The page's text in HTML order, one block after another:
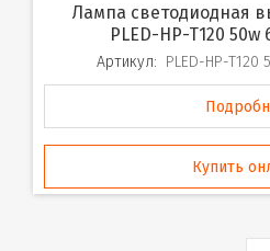
Лампа светодиодная высокой мощности
PLED-HP-T120 50w
Артикул: PLED-HP-T120
Купить